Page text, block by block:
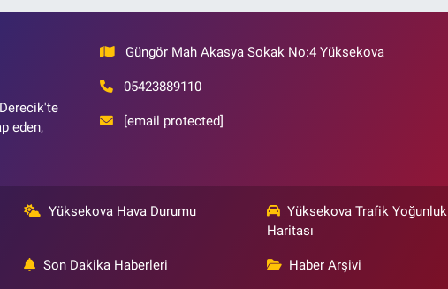
eden,
Güngör Mah Akasya Sokak No:4 Yüksekova
05423889110
[email protected]
Yüksekova Hava Durumu
Yüksekova Trafik Yoğunluk
Haritası
Son Dakika Haberleri Haber Arşivi